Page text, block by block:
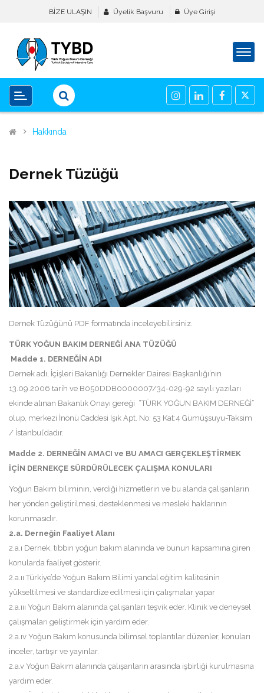
BİZE ULAŞIN Üyelik Başvuru Üye Girişi
Hakkında
Dernek Tüzüğü
Dernek Tüzüğünü PDF formatında inceleyebilirsiniz.
TÜRK YOĞUN BAKIM DERNEĞİ ANA TÜZÜĞÜ
Madde 1. DERNEĞİN ADI
Dernek adı, İçişleri Bakanlığı Dernekler Dairesi Başkanlığı’nın
13.09.2006 tarih ve B050DDB0000007/34-029-92 sayılı yazıları
ekinde alınan Bakanlık Onayı gereği “TÜRK YOĞUN BAKIM DERNEĞİ”
olup, merkezi İnönü Caddesi Işık Apt. No: 53 Kat:4 Gümüşsuyu-Taksim
/ İstanbul’dadır.
Madde 2. DERNEĞİN AMACI ve BU AMACI GERÇEKLEŞTİRMEK
İÇİN DERNEKÇE SÜRDÜRÜLECEK ÇALIŞMA KONULARI
Yoğun Bakım biliminin, verdiği hizmetlerin ve bu alanda çalışanların
her yönden geliştirilmesi, desteklenmesi ve mesleki haklarının
korunmasıdır.
2.a. Derneğin Faaliyet Alanı
2.a.ı Dernek, tıbbın yoğun bakım alanında ve bunun kapsamına giren
konularda faaliyet gösterir.
2.a.ıı Türkiye’de Yoğun Bakım Bilimi yandal eğitim kalitesinin
yükseltilmesi ve standardize edilmesi için çalışmalar yapar
2.a.ııı Yoğun Bakım alanında çalışanları teşvik eder. Klinik ve deneysel
çalışmaları geliştirmek için yardım eder.
2.a.ıv Yoğun Bakım konusunda bilimsel toplantılar düzenler, konuları
inceler, tartışır ve yayınlar.
2.a.v Yoğun Bakım alanında çalışanların arasında işbirliği kurulmasına
yardım eder.